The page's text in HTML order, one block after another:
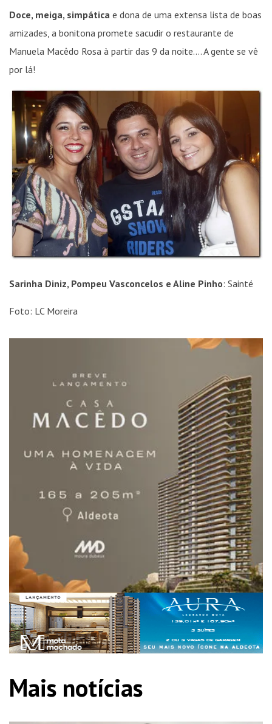
Doce, meiga, simpática e dona de uma extensa lista de boas
amizades, a bonitona promete sacudir o restaurante de
Manuela Macêdo Rosa à partir das 9 da noite…. A gente se vê
por lá!
Sarinha Diniz, Pompeu Vasconcelos e Aline Pinho: Sainté
Foto: LC Moreira
Mais notícias